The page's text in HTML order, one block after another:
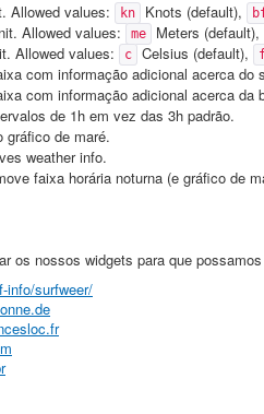
Allowed values: kn Knots (default),
Allowed values: me Meters (default),
Allowed values: c Celsius (default),
com informação adicional acerca do
com informação adicional acerca da
de 1h em vez das 3h padrão.
gráfico de maré.
weather info.
faixa horária noturna (e gráfico de
os nossos widgets para que
info/surfweer/